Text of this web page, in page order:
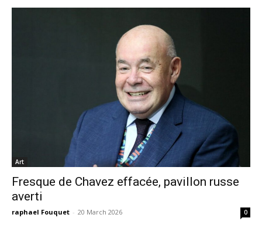
Art
Fresque de Chavez effacée, pavillon russe
averti
raphael Fouquet - 20 March 2026 0